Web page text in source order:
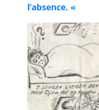
l’absence. «